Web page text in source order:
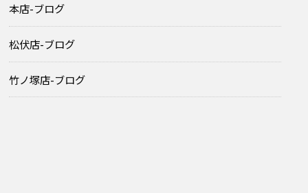
本店-ブログ
松伏店-ブログ
竹ノ塚店-ブログ